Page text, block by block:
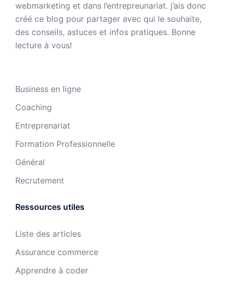
webmarketing et dans l’entrepreunariat. j’ais donc
créé ce blog pour partager avec qui le souhaite,
des conseils, astuces et infos pratiques. Bonne
lecture à vous!
Business en ligne
Coaching
Entreprenariat
Formation Professionnelle
Général
Recrutement
Ressources utiles
Liste des articles
Assurance commerce
Apprendre à coder